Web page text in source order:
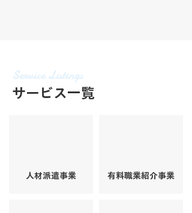
Service Listings
サービス一覧
人材派遣事業 有料職業紹介事業